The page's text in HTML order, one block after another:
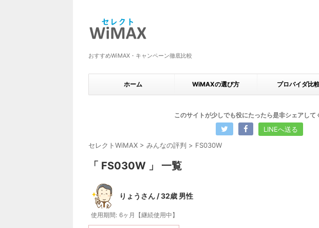
おすすめWiMAX・キャンペーン徹底比較
ホーム WiMAXの選び方 プロバイダ比
このサイトが少しでも役にたったら是非シェアして
LINEへ送る
セレクトWiMAX > みんなの評判 > FS030W
「 FS030W 」 一覧
りょうさん / 32歳 男性
使用期間: 6ヶ月【継続使用中】